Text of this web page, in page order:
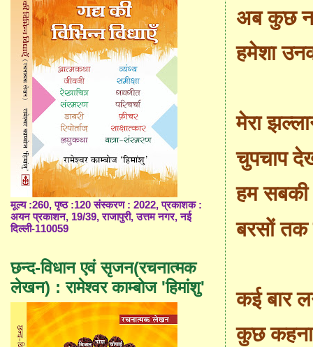
अब कुछ
हमेशा
मेरा
चुपचाप
हम
बरसों तक
कई बार
कुछ
मूल्य :260, पृष्ठ :120 संस्करण : 2022, प्रकाशक :
अयन प्रकाशन, 19/39, राजापुरी, उत्तम नगर, नई
दिल्ली-110059
छन्द-विधान एवं सृजन(रचनात्मक
लेखन) : रामेश्वर काम्बोज 'हिमांशु'